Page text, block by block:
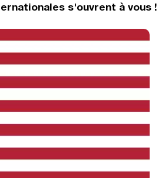
s'ouvrent à vous !